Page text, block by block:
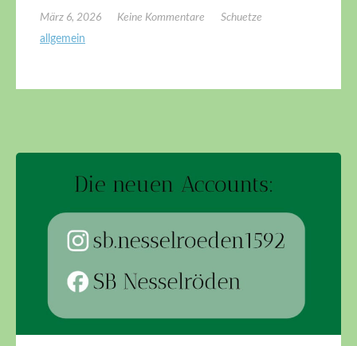
März 6, 2026 Keine Kommentare
Schuetze
allgemein